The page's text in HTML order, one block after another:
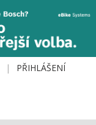
PŘIHLÁŠENÍ